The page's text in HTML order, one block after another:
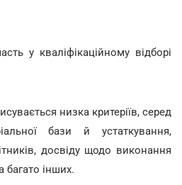
у кваліфікаційному відборі
низка критеріїв, серед
бази й устаткування,
досвіду щодо виконання
багато інших.